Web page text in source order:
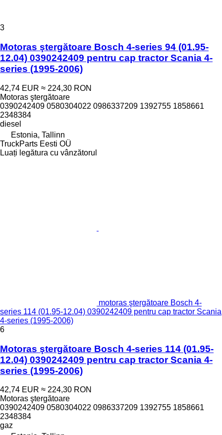
3
Motoras ştergătoare Bosch 4-series 94 (01.95-
12.04) 0390242409 pentru cap tractor Scania 4-
series (1995-2006)
42,74 EUR ≈ 224,30 RON
Motoras ştergătoare
0390242409 0580304022 0986337209 1392755 1858661
2348384
diesel
Estonia, Tallinn
TruckParts Eesti OÜ
Luați legătura cu vânzătorul
motoras ştergătoare Bosch 4-
series 114 (01.95-12.04) 0390242409 pentru cap tractor Scania
4-series (1995-2006)
6
Motoras ştergătoare Bosch 4-series 114 (01.95-
12.04) 0390242409 pentru cap tractor Scania 4-
series (1995-2006)
42,74 EUR ≈ 224,30 RON
Motoras ştergătoare
0390242409 0580304022 0986337209 1392755 1858661
2348384
gaz